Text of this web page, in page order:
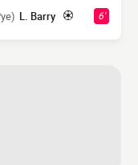
6'
L. Barry